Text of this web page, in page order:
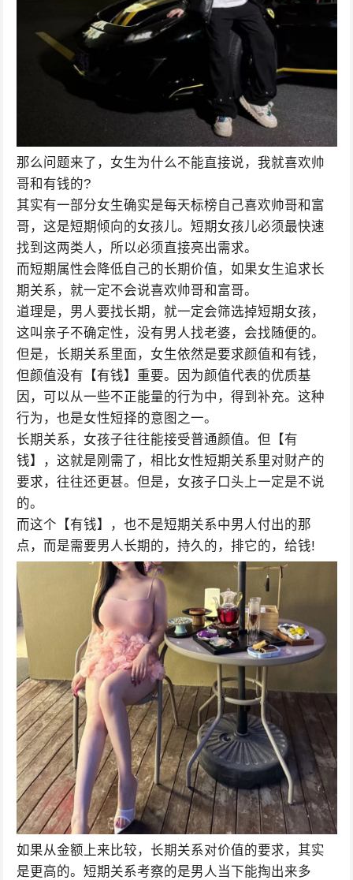
那么问题来了，女生为什么不能直接说，我就喜欢帅
哥和有钱的?
其实有一部分女生确实是每天标榜自己喜欢帅哥和富
哥，这是短期倾向的女孩儿。短期女孩儿必须最快速
找到这两类人，所以必须直接亮出需求。
而短期属性会降低自己的长期价值，如果女生追求长
期关系，就一定不会说喜欢帅哥和富哥。
道理是，男人要找长期，就一定会筛选掉短期女孩，
这叫亲子不确定性，没有男人找老婆，会找随便的。
但是，长期关系里面，女生依然是要求颜值和有钱，
但颜值没有【有钱】重要。因为颜值代表的优质基
因，可以从一些不正能量的行为中，得到补充。这种
行为，也是女性短择的意图之一。
长期关系，女孩子往往能接受普通颜值。但【有
钱】，这就是刚需了，相比女性短期关系里对财产的
要求，往往还更甚。但是，女孩子口头上一定是不说
的。
而这个【有钱】，也不是短期关系中男人付出的那
点，而是需要男人长期的，持久的，排它的，给钱!
如果从金额上来比较，长期关系对价值的要求，其实
是更高的。短期关系考察的是男人当下能掏出来多